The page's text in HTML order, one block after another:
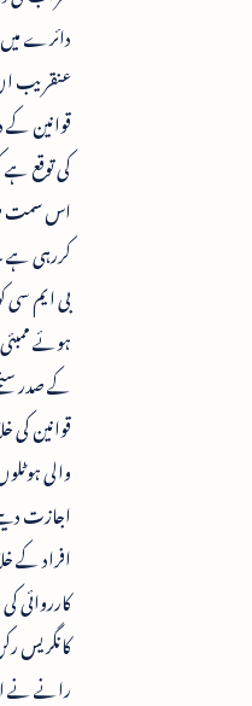
دائرے
عنقریب
قوانین
کی توقع
اس سمت
کررہی ہے
بی ایم سی
ہوئے
کے صدر
قوانین
والی
اجازت
افراد
کارروائی
کانگریس
رانے نے